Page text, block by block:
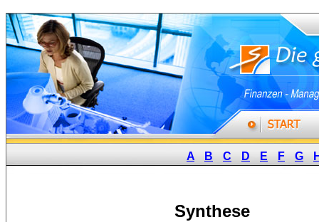
A B C D E F G
Synthese